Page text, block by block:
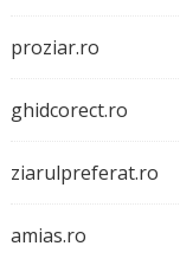
proziar.ro
ghidcorect.ro
ziarulpreferat.ro
amias.ro